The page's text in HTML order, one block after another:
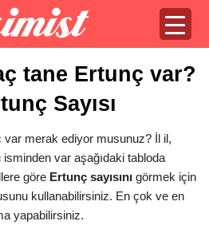
tane Ertunç var?
Sayısı
var merak ediyor musunuz? İl il,
isminden var aşağıdaki tabloda
göre Ertunç sayısını görmek için
kullanabilirsiniz. En çok ve en
yapabilirsiniz.